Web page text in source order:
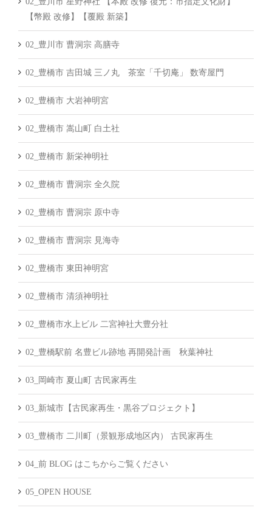
【幣殿 改修】【覆殿 新築】
02_豊川市 曹洞宗 高膳寺
02_豊橋市 吉田城 三ノ丸 茶室「千切庵」 数寄屋門
02_豊橋市 大岩神明宮
02_豊橋市 嵩山町 白土社
02_豊橋市 新栄神明社
02_豊橋市 曹洞宗 全久院
02_豊橋市 曹洞宗 原中寺
02_豊橋市 曹洞宗 見海寺
02_豊橋市 東田神明宮
02_豊橋市 清須神明社
02_豊橋市水上ビル 二宮神社大豊分社
02_豊橋駅前 名豊ビル跡地 再開発計画 秋葉神社
03_岡崎市 夏山町 古民家再生
03_新城市【古民家再生・黒谷プロジェクト】
03_豊橋市 二川町（景観形成地区内） 古民家再生
04_前 BLOG はこちからご覧ください
05_OPEN HOUSE